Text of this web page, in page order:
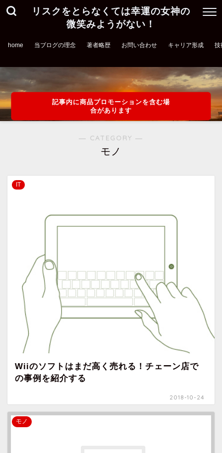
リスクをとらなくては幸運の女神の
微笑みようがない！
home 当ブログの理念 著者略歴 お問い合わせ キャリア形成 技
記事内に商品プロモーションを含む場
合があります
― CATEGORY ―
モノ
IT
Wiiのソフトはまだ高く売れる！チェーン店で
の事例を紹介する
2018-10-24
モノ